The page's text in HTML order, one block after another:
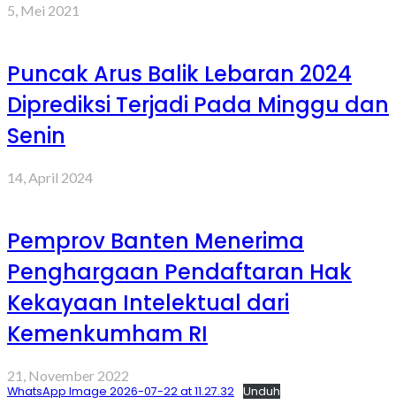
5, Mei 2021
Puncak Arus Balik Lebaran 2024
Diprediksi Terjadi Pada Minggu dan
Senin
14, April 2024
Pemprov Banten Menerima
Penghargaan Pendaftaran Hak
Kekayaan Intelektual dari
Kemenkumham RI
21, November 2022
WhatsApp Image 2026-07-22 at 11.27.32 Unduh